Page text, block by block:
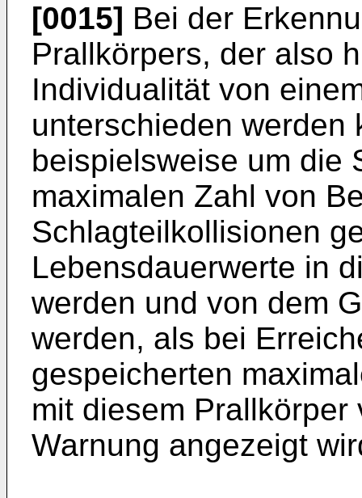
[0015] Bei der
Prallkörpers, der also
Individualität von
unterschieden werden
beispielsweise um die
maximalen Zahl von
Schlagteilkollisionen
Lebensdauerwerte in
werden und von dem
werden, als bei
gespeicherten
mit diesem
Warnung angezeigt